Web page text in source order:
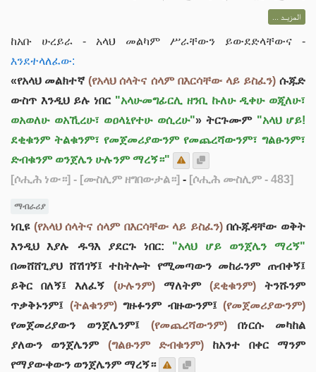
المزيــد ...
ከአቡ ሁረይራ - አላህ መልካም ሥራቸውን ይውደድላቸውና -
እንደተላለፈው:
«የአላህ መልክተኛ(የአላህ ሰላትና ሰላም በእርሳቸው ላይ ይስፈን)ሱጁድ
ውስጥ እንዲህ ይሉ ነበር "አላሁመግፊርሊ ዘንቢ ኩለሁ ዲቀሁ ወጂለሁ፣
ወአወለሁ ወአኺረሁ፣ ወዐላኒየተሁ ወሲረሁ"» ትርጉሙም "አላህ ሆይ!
ደቂቁንም ትልቁንም፣ የመጀመሪያውንም የመጨረሻውንም፣ ግልፁንም፣
ድብቁንም ወንጀሌን ሁሉንም ማረኝ።"
[ሶሒሕ ነው።] - [ሙስሊም ዘግበውታል።] - [ሶሒሕ ሙስሊም - 483]
ማብራሪያ
ነቢዩ (የአላህ ሰላትና ሰላም በእርሳቸው ላይ ይስፈን)በሱጁዳቸው ወቅት
እንዲህ እያሉ ዱዓእ ያደርጉ ነበር: "አላህ ሆይ ወንጀሌን ማረኝ"
በመሸሸጊያህ ሸሽገኝ፤ ተከትሎት የሚመጣውን መከራንም ጠብቀኝ፤
ይቅር በለኝ፤ እለፈኝ (ሁሉንም)ማለትም (ደቂቁንም)ትንሹንም
ጥቃቅኑንም፤ (ትልቁንም)ግዙፉንም ብዙውንም፤ (የመጀመሪያውንም)
የመጀመሪያውን ወንጀሌንም፤ (የመጨረሻውንም)በነርሱ መካከል
ያለውን ወንጀሌንም (ግልፁንም ድብቁንም) ከአንተ በቀር ማንም
የማያውቀውን ወንጀሌንም ማረኝ።